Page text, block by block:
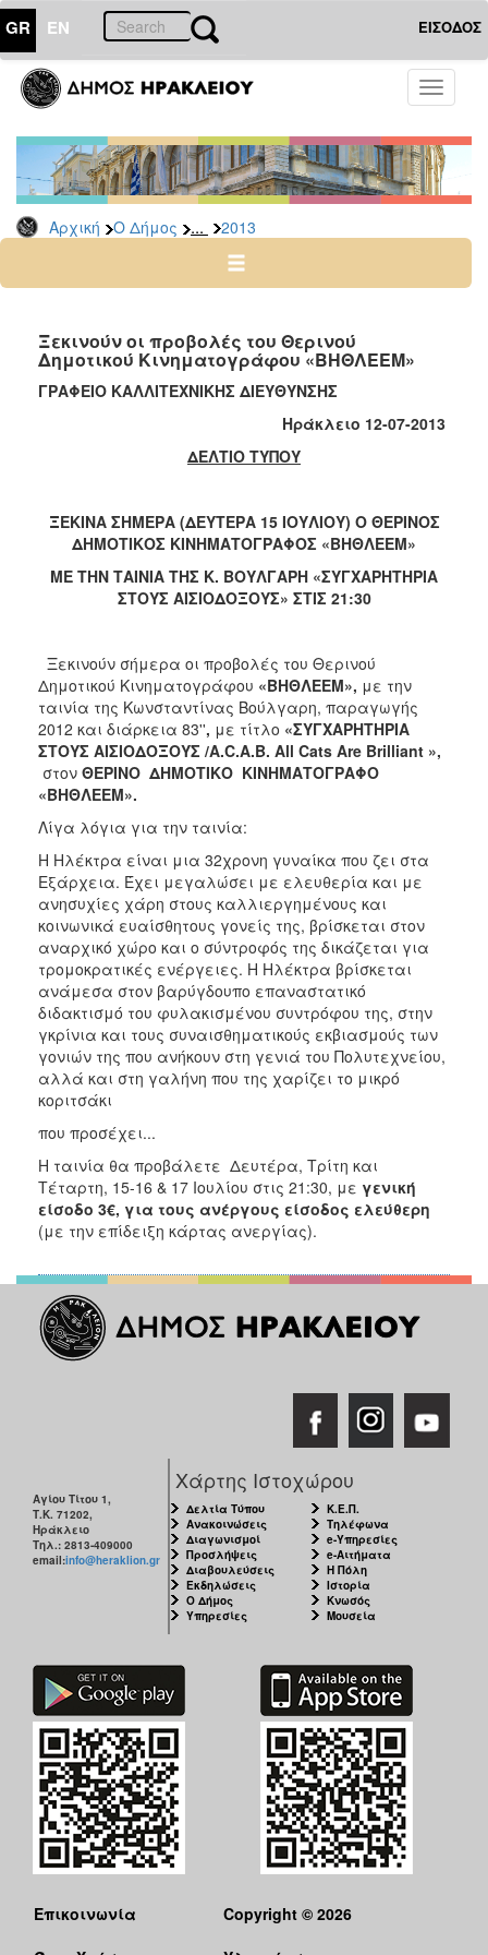
GR EN ΕΙΣΟΔΟΣ
Toggle
Αρχική Ο Δήμος ... 2013
ΔΗΜΟΣ
Δελτία
Τύπου
Αρχείο
2026
2024
2022
2021
2017
2016
2015
2012
2011
2010
2006
ΤΟΠΟΣ
ΠΟΛΙΤΙΣΜΟΣ
ΑΝΘΕΚΤΙΚΗ
ΠΟΛΗ
Ξεκινούν οι προβολές του Θερινού
Δημοτικού Κινηματογράφου «ΒΗΘΛΕΕΜ»
ΓΡΑΦΕΙΟ ΚΑΛΛΙΤΕΧΝΙΚΗΣ ΔΙΕΥΘΥΝΣΗΣ
Ηράκλειο 12-07-2013
ΔΕΛΤΙΟ ΤΥΠΟΥ
ΞΕΚΙΝΑ ΣΗΜΕΡΑ (ΔΕΥΤΕΡΑ 15 ΙΟΥΛΙΟΥ) Ο ΘΕΡΙΝΟΣ
ΔΗΜΟΤΙΚΟΣ ΚΙΝΗΜΑΤΟΓΡΑΦΟΣ «ΒΗΘΛΕΕΜ»
ΜΕ ΤΗΝ ΤΑΙΝΙΑ ΤΗΣ Κ. ΒΟΥΛΓΑΡΗ «ΣΥΓΧΑΡΗΤΗΡΙΑ
ΣΤΟΥΣ ΑΙΣΙΟΔΟΞΟΥΣ» ΣΤΙΣ 21:30
Ξεκινούν σήμερα οι προβολές του Θερινού
Δημοτικού Κινηματογράφου «ΒΗΘΛΕΕΜ», με την
ταινία της Κωνσταντίνας Βούλγαρη, παραγωγής
2012 και διάρκεια 83'', με τίτλο «ΣΥΓΧΑΡΗΤΗΡΙΑ
ΣΤΟΥΣ ΑΙΣΙΟΔΟΞΟΥΣ /A.C.A.B. All Cats Are Brilliant »,
στον ΘΕΡΙΝΟ ΔΗΜΟΤΙΚΟ ΚΙΝΗΜΑΤΟΓΡΑΦΟ
«ΒΗΘΛΕΕΜ».
Λίγα λόγια για την ταινία:
Η Ηλέκτρα είναι μια 32χρονη γυναίκα που ζει στα
Εξάρχεια. Έχει μεγαλώσει με ελευθερία και με
ανησυχίες χάρη στους καλλιεργημένους και
κοινωνικά ευαίσθητους γονείς της, βρίσκεται στον
αναρχικό χώρο και ο σύντροφός της δικάζεται για
τρομοκρατικές ενέργειες. Η Ηλέκτρα βρίσκεται
ανάμεσα στον βαρύγδουπο επαναστατικό
διδακτισμό του φυλακισμένου συντρόφου της, στην
γκρίνια και τους συναισθηματικούς εκβιασμούς των
γονιών της που ανήκουν στη γενιά του Πολυτεχνείου,
αλλά και στη γαλήνη που της χαρίζει το μικρό
κοριτσάκι
που προσέχει...
Η ταινία θα προβάλετε Δευτέρα, Τρίτη και
Τέταρτη, 15-16 & 17 Ιουλίου στις 21:30, με γενική
είσοδο 3€, για τους ανέργους είσοδος ελεύθερη
(με την επίδειξη κάρτας ανεργίας).
Αγίου Τίτου 1,
Τ.Κ. 71202,
Ηράκλειο
Τηλ.: 2813-409000
email:info@heraklion.gr
Χάρτης Ιστοχώρου
Δελτία Τύπου
Ανακοινώσεις
Διαγωνισμοί
Προσλήψεις
Διαβουλεύσεις
Εκδηλώσεις
Ο Δήμος
Υπηρεσίες
Κ.Ε.Π.
Τηλέφωνα
e-Υπηρεσίες
e-Αιτήματα
Η Πόλη
Ιστορία
Κνωσός
Μουσεία
Επικοινωνία
Copyright © 2026